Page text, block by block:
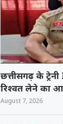
छत्तीसगढ़ के
रिश्वत लेने का
August 7, 2026